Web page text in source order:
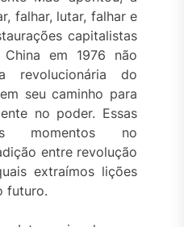
falhar, lutar, falhar e
capitalistas
em 1976 não
revolucionária do
seu caminho para
no poder. Essas
momentos no
entre revolução
extraímos lições
futuro.